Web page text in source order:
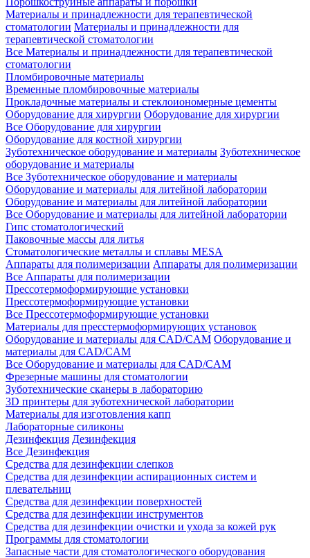
Материалы и принадлежности для терапевтической
стоматологии Материалы и принадлежности для
терапевтической стоматологии
Все Материалы и принадлежности для терапевтической
стоматологии
Пломбировочные материалы
Временные пломбировочные материалы
Прокладочные материалы и стеклоиономерные цементы
Оборудование для хирургии Оборудование для хирургии
Все Оборудование для хирургии
Оборудование для костной хирургии
Зуботехническое оборудование и материалы Зуботехническое
оборудование и материалы
Все Зуботехническое оборудование и материалы
Оборудование и материалы для литейной лаборатории
Оборудование и материалы для литейной лаборатории
Все Оборудование и материалы для литейной лаборатории
Гипс стоматологический
Паковочные массы для литья
Стоматологические металлы и сплавы MESA
Аппараты для полимеризации Аппараты для полимеризации
Все Аппараты для полимеризации
Прессотермоформирующие установки
Прессотермоформирующие установки
Все Прессотермоформирующие установки
Материалы для пресстермоформирующих установок
Оборудование и материалы для CAD/CAM Оборудование и
материалы для CAD/CAM
Все Оборудование и материалы для CAD/CAM
Фрезерные машины для стоматологии
Зуботехнические сканеры в лабораторию
3D принтеры для зуботехнической лаборатории
Материалы для изготовления капп
Лабораторные силиконы
Дезинфекция Дезинфекция
Все Дезинфекция
Средства для дезинфекции слепков
Средства для дезинфекции аспирационных систем и
плевательниц
Средства для дезинфекции поверхностей
Средства для дезинфекции инструментов
Средства для дезинфекции очистки и ухода за кожей рук
Программы для стоматологии
Запасные части для стоматологического оборудования